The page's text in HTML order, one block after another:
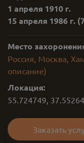
1 апреля 1910 г.
15 апреля 1986 г.
Место
Россия, Москва,
описание)
Локация:
55.724749,
Заказать